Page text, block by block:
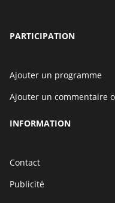
PARTICIPATION
Ajouter un programme
Ajouter un commentaire
INFORMATION
Contact
Publicité